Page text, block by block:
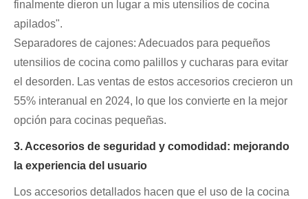
finalmente dieron un lugar a mis utensilios de cocina
apilados".
Separadores de cajones: Adecuados para pequeños
utensilios de cocina como palillos y cucharas para evitar
el desorden. Las ventas de estos accesorios crecieron un
55% interanual en 2024, lo que los convierte en la mejor
opción para cocinas pequeñas.
3. Accesorios de seguridad y comodidad: mejorando
la experiencia del usuario
Los accesorios detallados hacen que el uso de la cocina